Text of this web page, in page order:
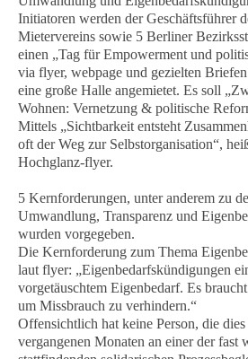
Initiatoren werden der Geschäftsführer
Mietervereins sowie 5 Berliner
einen „Tag für Empowerment und
via flyer, webpage und gezielten
eine große Halle angemietet. Es soll
Wohnen: Vernetzung & politische
Mittels „Sichtbarkeit entsteht
oft der Weg zur Selbstorganisation“,
Hochglanz-flyer.
5 Kernforderungen, unter anderem zu
Umwandlung, Transparenz und
wurden vorgegeben.
Die Kernforderung zum Thema
laut flyer: „Eigenbedarfskündigungen
vorgetäuschtem Eigenbedarf. Es
um Missbrauch zu verhindern.“
Offensichtlich hat keine Person, die
vergangenen Monaten an einer der fast